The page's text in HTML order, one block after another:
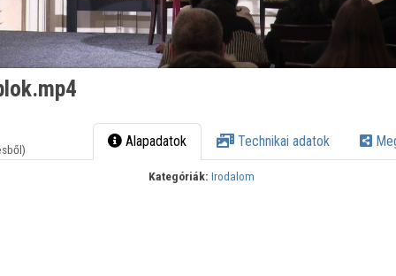
Alapadatok Technikai adatok
Kategóriák: Irodalom